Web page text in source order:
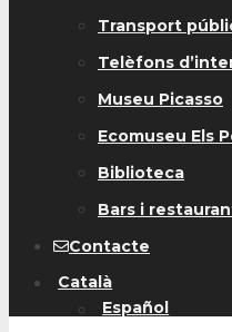
Transport
Telèfons
Museu Picasso
Ecomuseu Els
Biblioteca
Bars i
Contacte
Català
Español